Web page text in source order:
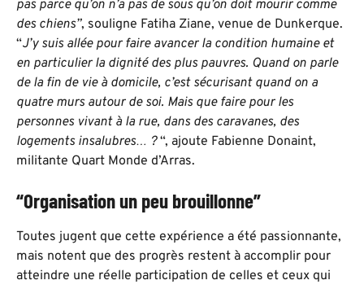
pas parce qu’on n’a pas de sous qu’on doit mourir comme
des chiens”, souligne Fatiha Ziane, venue de Dunkerque.
“J’y suis allée pour faire avancer la condition humaine et
en particulier la dignité des plus pauvres. Quand on parle
de la fin de vie à domicile, c’est sécurisant quand on a
quatre murs autour de soi. Mais que faire pour les
personnes vivant à la rue, dans des caravanes, des
logements insalubres… ?“, ajoute Fabienne Donaint,
militante Quart Monde d’Arras.
“Organisation un peu brouillonne”
Toutes jugent que cette expérience a été passionnante,
mais notent que des progrès restent à accomplir pour
atteindre une réelle participation de celles et ceux qui